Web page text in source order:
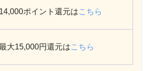
14,000ポイント還元はこちら
大15,000円還元はこちら